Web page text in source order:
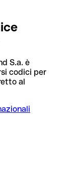
S.a. è
codici per
al